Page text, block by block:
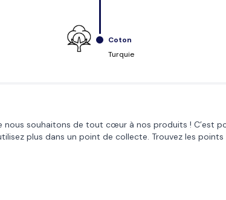
Coton
Turquie
nous souhaitons de tout cœur à nos produits ! C’est
plus dans un point de collecte. Trouvez les